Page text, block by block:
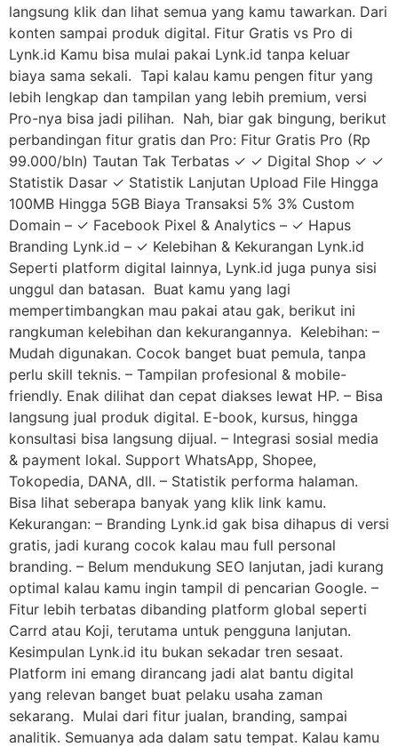
langsung klik dan lihat semua yang kamu tawarkan. Dari
konten sampai produk digital. Fitur Gratis vs Pro di
Lynk.id Kamu bisa mulai pakai Lynk.id tanpa keluar
biaya sama sekali. Tapi kalau kamu pengen fitur yang
lebih lengkap dan tampilan yang lebih premium, versi
Pro-nya bisa jadi pilihan. Nah, biar gak bingung, berikut
perbandingan fitur gratis dan Pro: Fitur Gratis Pro (Rp
99.000/bln) Tautan Tak Terbatas ✓ ✓ Digital Shop ✓ ✓
Statistik Dasar ✓ Statistik Lanjutan Upload File Hingga
100MB Hingga 5GB Biaya Transaksi 5% 3% Custom
Domain – ✓ Facebook Pixel & Analytics – ✓ Hapus
Branding Lynk.id – ✓ Kelebihan & Kekurangan Lynk.id
Seperti platform digital lainnya, Lynk.id juga punya sisi
unggul dan batasan. Buat kamu yang lagi
mempertimbangkan mau pakai atau gak, berikut ini
rangkuman kelebihan dan kekurangannya. Kelebihan: –
Mudah digunakan. Cocok banget buat pemula, tanpa
perlu skill teknis. – Tampilan profesional & mobile-
friendly. Enak dilihat dan cepat diakses lewat HP. – Bisa
langsung jual produk digital. E-book, kursus, hingga
konsultasi bisa langsung dijual. – Integrasi sosial media
& payment lokal. Support WhatsApp, Shopee,
Tokopedia, DANA, dll. – Statistik performa halaman.
Bisa lihat seberapa banyak yang klik link kamu.
Kekurangan: – Branding Lynk.id gak bisa dihapus di versi
gratis, jadi kurang cocok kalau mau full personal
branding. – Belum mendukung SEO lanjutan, jadi kurang
optimal kalau kamu ingin tampil di pencarian Google. –
Fitur lebih terbatas dibanding platform global seperti
Carrd atau Koji, terutama untuk pengguna lanjutan.
Kesimpulan Lynk.id itu bukan sekadar tren sesaat.
Platform ini emang dirancang jadi alat bantu digital
yang relevan banget buat pelaku usaha zaman
sekarang. Mulai dari fitur jualan, branding, sampai
analitik. Semuanya ada dalam satu tempat. Kalau kamu